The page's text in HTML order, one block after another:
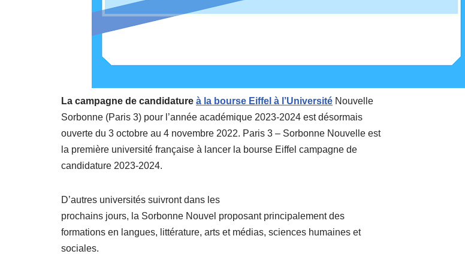
La campagne de candidature à la bourse Eiffel à l’Université Nouvelle
Sorbonne (Paris 3) pour l’année académique 2023-2024 est désormais
ouverte du 3 octobre au 4 novembre 2022. Paris 3 – Sorbonne Nouvelle est
la première université française à lancer la bourse Eiffel campagne de
candidature 2023-2024.
D’autres universités suivront dans les
prochains jours, la Sorbonne Nouvel proposant principalement des
formations en langues, littérature, arts et médias, sciences humaines et
sociales.